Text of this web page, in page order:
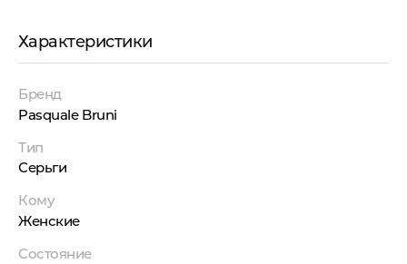
Характеристики
Бренд
Pasquale Bruni
Тип
Серьги
Кому
Женские
Состояние